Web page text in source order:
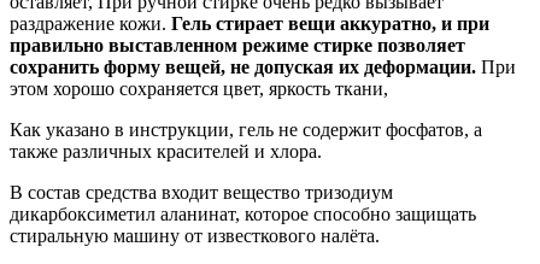
раздражение кожи. Гель стирает вещи аккуратно, и при
правильно выставленном режиме стирке позволяет
сохранить форму вещей, не допуская их деформации. При
этом хорошо сохраняется цвет, яркость ткани,
Как указано в инструкции, гель не содержит фосфатов, а
также различных красителей и хлора.
В состав средства входит вещество тризодиум
дикарбоксиметил аланинат, которое способно защищать
стиральную машину от известкового налёта.